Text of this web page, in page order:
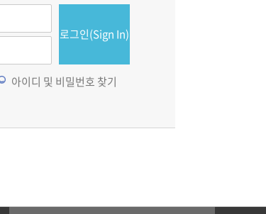
로그인(Sign In)
아이디 및 비밀번호 찾기